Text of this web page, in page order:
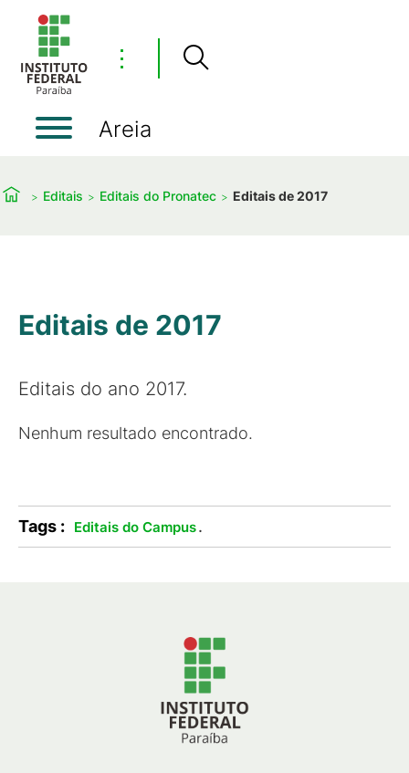
⋮
Areia
Editais Editais do Pronatec Editais de 2017
Editais de 2017
Editais do ano 2017.
Nenhum resultado encontrado.
Tags : Editais do Campus.